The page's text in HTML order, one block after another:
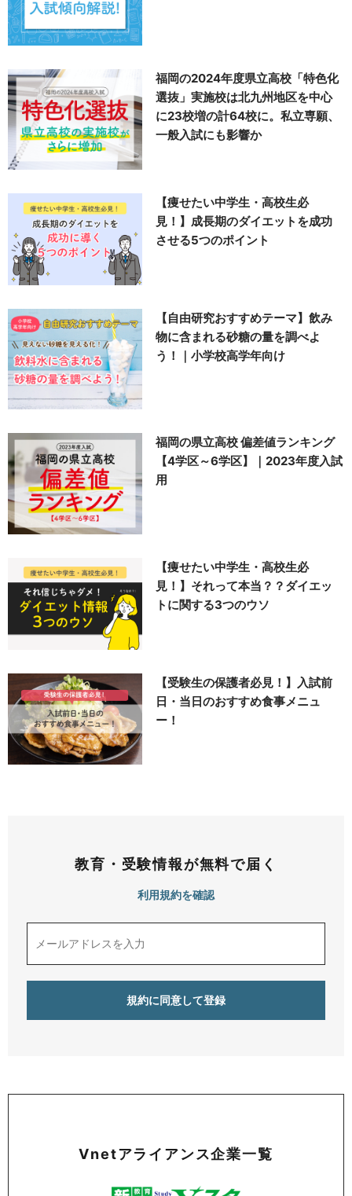
福岡の2024年度県立高校「特色化
選抜」実施校は北九州地区を中心
に23校増の計64校に。私立専願、
一般入試にも影響か
【痩せたい中学生・高校生必
見！】成長期のダイエットを成功
させる5つのポイント
【自由研究おすすめテーマ】飲み
物に含まれる砂糖の量を調べよ
う！｜小学校高学年向け
福岡の県立高校 偏差値ランキング
【4学区～6学区】｜2023年度入試
用
【痩せたい中学生・高校生必
見！】それって本当？？ダイエッ
トに関する3つのウソ
【受験生の保護者必見！】入試前
日・当日のおすすめ食事メニュ
ー！
教育・受験情報が無料で届く
利用規約を確認
Vnetアライアンス企業一覧